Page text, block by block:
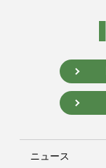
ニュース